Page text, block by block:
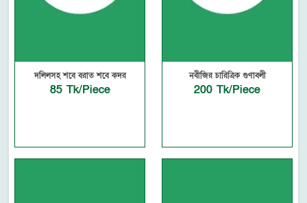
দলিলসহ শবে বরাত শবে কদর
85 Tk/Piece
নবীজির চারিত্রিক গুণাবলী
200 Tk/Piece